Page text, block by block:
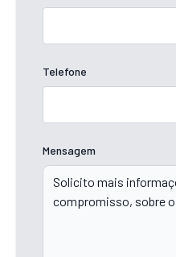
Telefone
Mensagem